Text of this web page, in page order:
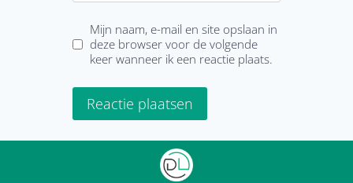
Mijn naam, e-mail en site opslaan in
deze browser voor de volgende
keer wanneer ik een reactie plaats.